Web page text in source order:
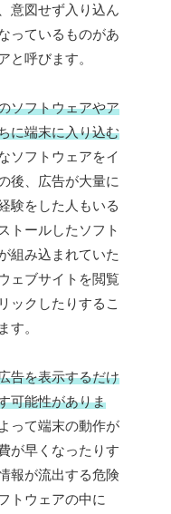
意図せず入り込ん
っているものがあ
と呼びます。
ソフトウェアやア
に端末に入り込む
ソフトウェアをイ
後、広告が大量に
験をした人もいる
トールしたソフト
組み込まれていた
ェブサイトを閲覧
ックしたりするこ
す。
告を表示するだけ
可能性がありま
って端末の動作が
が早くなったりす
報が流出する危険
トウェアの中に